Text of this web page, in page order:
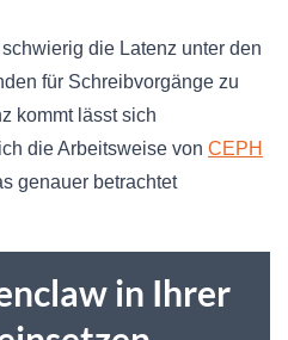
die Latenz unter den
für Schreibvorgänge zu
kommt lässt sich
die Arbeitsweise von CEPH
genauer betrachtet